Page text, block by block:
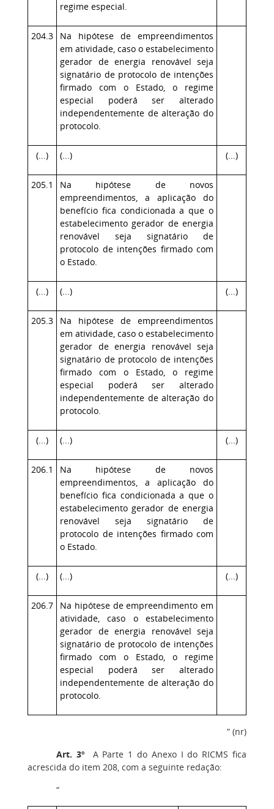
regime especial.
204.3
Na hipótese de empreendimentos
em atividade, caso o estabelecimento
gerador de energia renovável seja
signatário de protocolo de intenções
firmado com o Estado, o regime
especial poderá ser alterado
independentemente de alteração do
protocolo.
(...) (...) (...)
205.1
Na hipótese de novos
empreendimentos, a aplicação do
benefício fica condicionada a que o
estabelecimento gerador de energia
renovável seja signatário de
protocolo de intenções firmado com
o Estado.
(...) (...) (...)
205.3
Na hipótese de empreendimentos
em atividade, caso o estabelecimento
gerador de energia renovável seja
signatário de protocolo de intenções
firmado com o Estado, o regime
especial poderá ser alterado
independentemente de alteração do
protocolo.
(...) (...) (...)
206.1
Na hipótese de novos
empreendimentos, a aplicação do
benefício fica condicionada a que o
estabelecimento gerador de energia
renovável seja signatário de
protocolo de intenções firmado com
o Estado.
(...) (...) (...)
206.7
Na hipótese de empreendimento em
atividade, caso o estabelecimento
gerador de energia renovável seja
signatário de protocolo de intenções
firmado com o Estado, o regime
especial poderá ser alterado
independentemente de alteração do
protocolo.
” (nr)
Art. 3º A Parte 1 do Anexo I do RICMS fica
acrescida do item 208, com a seguinte redação:
“